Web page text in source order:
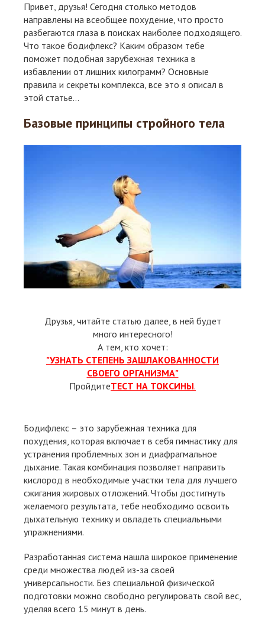
Привет, друзья! Сегодня столько методов
направлены на всеобщее похудение, что просто
разбегаются глаза в поисках наиболее подходящего.
Что такое бодифлекс? Каким образом тебе
поможет подобная зарубежная техника в
избавлении от лишних килограмм? Основные
правила и секреты комплекса, все это я описал в
этой статье...
Базовые принципы стройного тела
Друзья, читайте статью далее, в ней будет
много интересного!
А тем, кто хочет:
"УЗНАТЬ СТЕПЕНЬ ЗАШЛАКОВАННОСТИ
СВОЕГО ОРГАНИЗМА"
ПройдитеТЕСТ НА ТОКСИНЫ.
Бодифлекс – это зарубежная техника для
похудения, которая включает в себя гимнастику для
устранения проблемных зон и диафрагмальное
дыхание. Такая комбинация позволяет направить
кислород в необходимые участки тела для лучшего
сжигания жировых отложений. Чтобы достигнуть
желаемого результата, тебе необходимо освоить
дыхательную технику и овладеть специальными
упражнениями.
Разработанная система нашла широкое применение
среди множества людей из-за своей
универсальности. Без специальной физической
подготовки можно свободно регулировать свой вес,
уделяя всего 15 минут в день.